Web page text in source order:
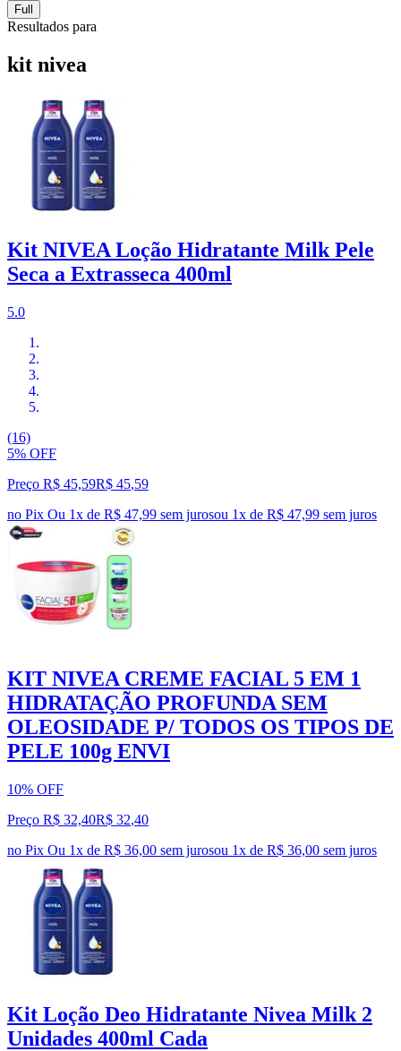
Full
Resultados para
kit nivea
Kit NIVEA Loção Hidratante Milk Pele
Seca a Extrasseca 400ml
5.0
(16)
5% OFF
Preço R$ 45,59R$ 45,59
no Pix Ou 1x de R$ 47,99 sem jurosou 1x de R$ 47,99 sem juros
KIT NIVEA CREME FACIAL 5 EM 1
HIDRATAÇÃO PROFUNDA SEM
OLEOSIDADE P/ TODOS OS TIPOS DE
PELE 100g ENVI
10% OFF
Preço R$ 32,40R$ 32,40
no Pix Ou 1x de R$ 36,00 sem jurosou 1x de R$ 36,00 sem juros
Kit Loção Deo Hidratante Nivea Milk 2
Unidades 400ml Cada